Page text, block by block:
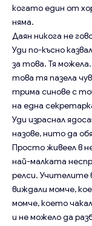
когато един от
няма.
Даян никога не
Уди по-късно
за това. Тя
това тя пазела
трима синове с
на една
Уди израснал
назове, нито да
Просто живеел в
най-малката
релси.
виждали момче,
момче, което
и не можело да